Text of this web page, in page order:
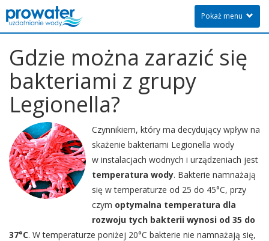
Pokaż menu
Gdzie można zarazić się
bakteriami z grupy
Legionella?
Czynnikiem, który ma decydujący wpływ na
skażenie bakteriami Legionella wody
w instalacjach wodnych i urządzeniach jest
temperatura wody. Bakterie namnażają
się w temperaturze od 25 do 45°C, przy
czym optymalna temperatura dla
rozwoju tych bakterii wynosi od 35 do
37°C. W temperaturze poniżej 20°C bakterie nie namnażają się,